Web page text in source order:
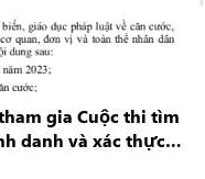
gia Cuộc thi tìm
danh và xác thực